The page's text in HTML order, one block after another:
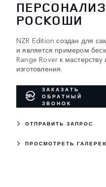
РОСКОШИ
NZR Edition создан для
и является примером
Range Rover к мастерству
изготовления.
ЗАКАЗАТЬ
ОБРАТНЫЙ
ЗВОНОК
ОТПРАВИТЬ ЗАПРОС
ПРОСМОТРЕТЬ